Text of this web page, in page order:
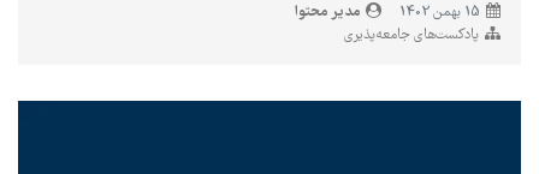
مدیر محتوا
پادکست‌های جامعه‌پذیری